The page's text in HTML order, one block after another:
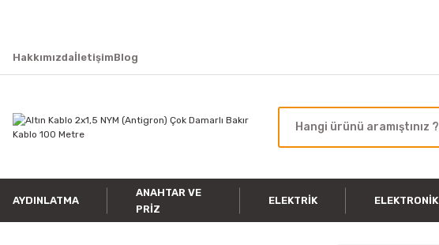
HakkımızdaİletişimBlog
AYDINLATMA
ANAHTAR VE
PRIZ
ELEKTRIK ELEKTRONIK